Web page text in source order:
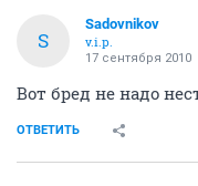
S
Sadovnikov
v.i.p.
17 сентября 2010
Вот бред не надо
ОТВЕТИТЬ